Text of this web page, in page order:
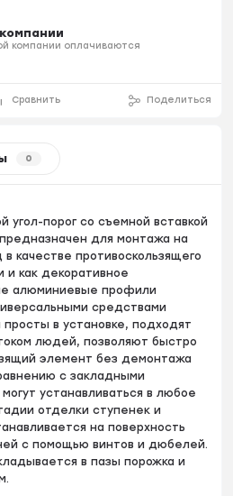
компании оплачиваются
Сравнить Поделиться
0
порог со съемной вставкой
для монтажа на
качестве противоскользящего
и как декоративное
алюминиевые профили
средствами
в установке, подходят
людей, позволяют быстро
элемент без демонтажа
с закладными
устанавливаться в любое
отделки ступенек и
на поверхность
с помощью винтов и дюбелей.
в пазы порожка и